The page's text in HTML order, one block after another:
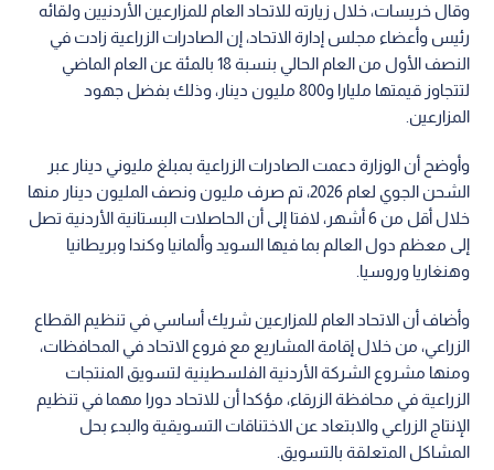
وقال خريسات، خلال زيارته للاتحاد العام للمزارعين الأردنيين ولقائه
رئيس وأعضاء مجلس إدارة الاتحاد، إن الصادرات الزراعية زادت في
النصف الأول من العام الحالي بنسبة 18 بالمئة عن العام الماضي
لتتجاوز قيمتها مليارا و800 مليون دينار، وذلك بفضل جهود
المزارعين.
وأوضح أن الوزارة دعمت الصادرات الزراعية بمبلغ مليوني دينار عبر
الشحن الجوي لعام 2026، تم صرف مليون ونصف المليون دينار منها
خلال أقل من 6 أشهر، لافتا إلى أن الحاصلات البستانية الأردنية تصل
إلى معظم دول العالم بما فيها السويد وألمانيا وكندا وبريطانيا
وهنغاريا وروسيا.
وأضاف أن الاتحاد العام للمزارعين شريك أساسي في تنظيم القطاع
الزراعي، من خلال إقامة المشاريع مع فروع الاتحاد في المحافظات،
ومنها مشروع الشركة الأردنية الفلسطينية لتسويق المنتجات
الزراعية في محافظة الزرقاء، مؤكدا أن للاتحاد دورا مهما في تنظيم
الإنتاج الزراعي والابتعاد عن الاختناقات التسويقية والبدء بحل
المشاكل المتعلقة بالتسويق.